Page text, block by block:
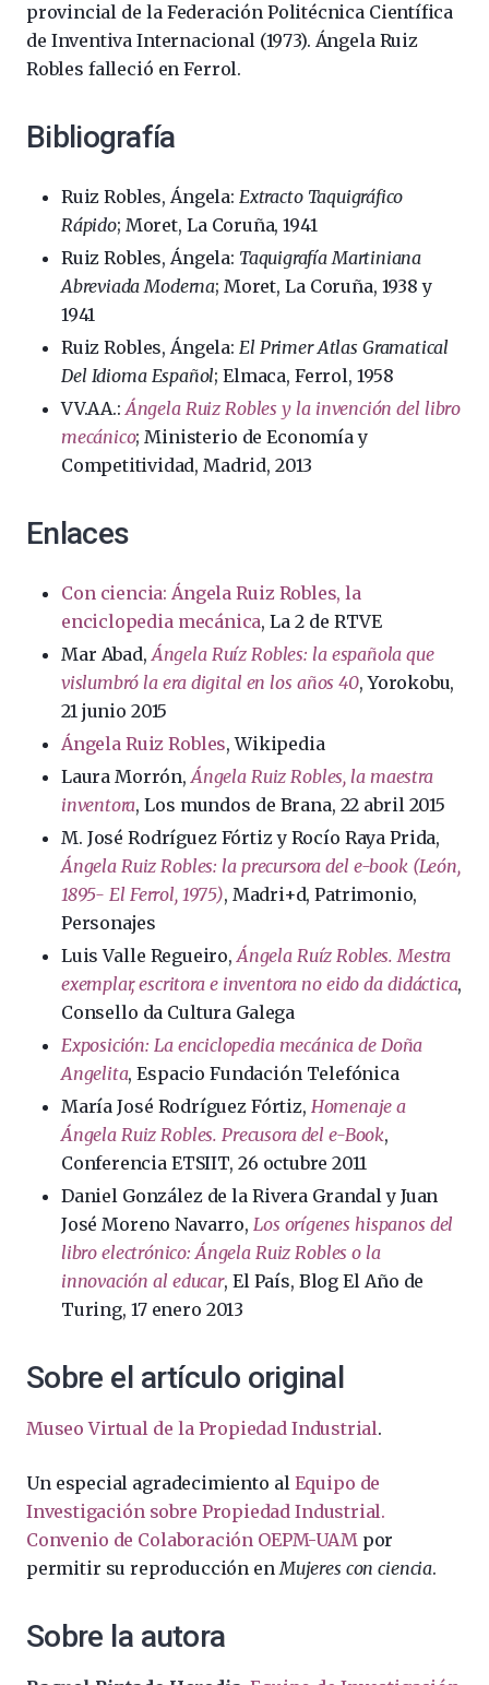
provincial de la Federación Politécnica Científica
de Inventiva Internacional (1973). Ángela Ruiz
Robles falleció en Ferrol.
Bibliografía
Ruiz Robles, Ángela: Extracto Taquigráfico
Rápido; Moret, La Coruña, 1941
Ruiz Robles, Ángela: Taquigrafía Martiniana
Abreviada Moderna; Moret, La Coruña, 1938 y
1941
Ruiz Robles, Ángela: El Primer Atlas Gramatical
Del Idioma Español; Elmaca, Ferrol, 1958
VV.AA.:Ángela Ruiz Robles y la invención del libro
mecánico; Ministerio de Economía y
Competitividad, Madrid, 2013
Enlaces
Con ciencia: Ángela Ruiz Robles, la
enciclopedia mecánica, La 2 de RTVE
Mar Abad,Ángela Ruíz Robles: la española que
vislumbró la era digital en los años 40, Yorokobu,
21 junio 2015
Ángela Ruiz Robles, Wikipedia
Laura Morrón,Ángela Ruiz Robles, la maestra
inventora, Los mundos de Brana, 22 abril 2015
M. José Rodríguez Fórtiz y Rocío Raya Prida,
Ángela Ruiz Robles: la precursora del e-book (León,
1895- El Ferrol, 1975), Madri+d, Patrimonio,
Personajes
Luis Valle Regueiro,Ángela Ruíz Robles. Mestra
exemplar, escritora e inventora no eido da didáctica,
Consello da Cultura Galega
Exposición: La enciclopedia mecánica de Doña
Angelita, Espacio Fundación Telefónica
María José Rodríguez Fórtiz, Homenaje a
Ángela Ruiz Robles. Precusora del e-Book,
Conferencia ETSIIT, 26 octubre 2011
Daniel González de la Rivera Grandal y Juan
José Moreno Navarro,Los orígenes hispanos del
libro electrónico: Ángela Ruiz Robles o la
innovación al educar, El País, Blog El Año de
Turing, 17 enero 2013
Sobre el artículo original
Museo Virtual de la Propiedad Industrial.
Un especial agradecimiento al Equipo de
Investigación sobre Propiedad Industrial.
Convenio de Colaboración OEPM-UAMpor
permitir su reproducción enMujeres con ciencia.
Sobre la autora